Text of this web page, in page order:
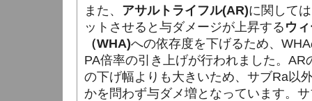
また、 アサルトライフル(AR)に関して
ットさせると与ダメージが上昇する ウ
（WHA)への依存度を下げるため、
PA倍率の引き上げが行われました。AR
の下げ幅よりも大きいため、サブRa以
かを問わず与ダメ増となっています。